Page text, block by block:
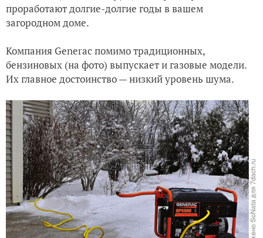
проработают долгие-долгие годы в вашем
загородном доме.
Компания Generac помимо традиционных,
бензиновых (на фото) выпускает и газовые модели.
Их главное достоинство — низкий уровень шума.